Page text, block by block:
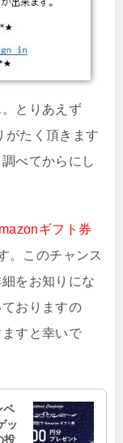
とりあえず
がたく頂きます
べてからにし
ギフト券
。このチャンス
をお知りにな
おりますの
すと幸いで
ペ
ッ
投